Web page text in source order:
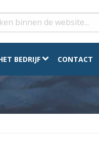
BEDRIJF CONTACT